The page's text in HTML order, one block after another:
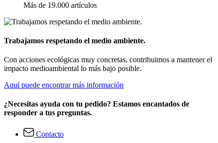
Más de 19.000 artículos
Trabajamos respetando el medio ambiente.
Con acciones ecológicas muy concretas, contribuimos a mantener el
impacto medioambiental lo más bajo posible.
Aquí puede encontrar más información
¿Necesitas ayuda con tu pedido? Estamos encantados de
responder a tus preguntas.
Contacto